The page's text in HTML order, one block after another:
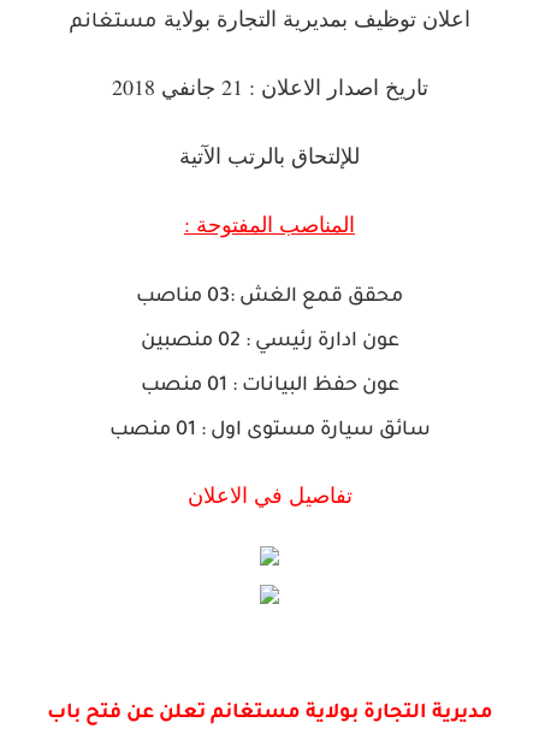
اعلان توظيف بمديرية التجارة بولاية مستغانم
تاريخ اصدار الاعلان : 21 جانفي 2018
للإلتحاق بالرتب الآتية
المناصب المفتوحة :
محقق قمع الغش :03 مناصب
عون ادارة رئيسي : 02 منصبين
عون حفظ البيانات : 01 منصب
سائق سيارة مستوى اول : 01 منصب
تفاصيل في الاعلان
مديرية التجارة بولاية مستغانم تعلن عن فتح باب